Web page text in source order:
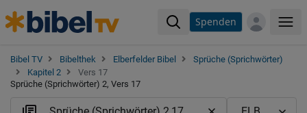
Spenden
Bibel TV Bibelthek Elberfelder Bibel
Sprüche (Sprichwörter)
Kapitel 2
Vers 17
Sprüche (Sprichwörter) 2, Vers 17